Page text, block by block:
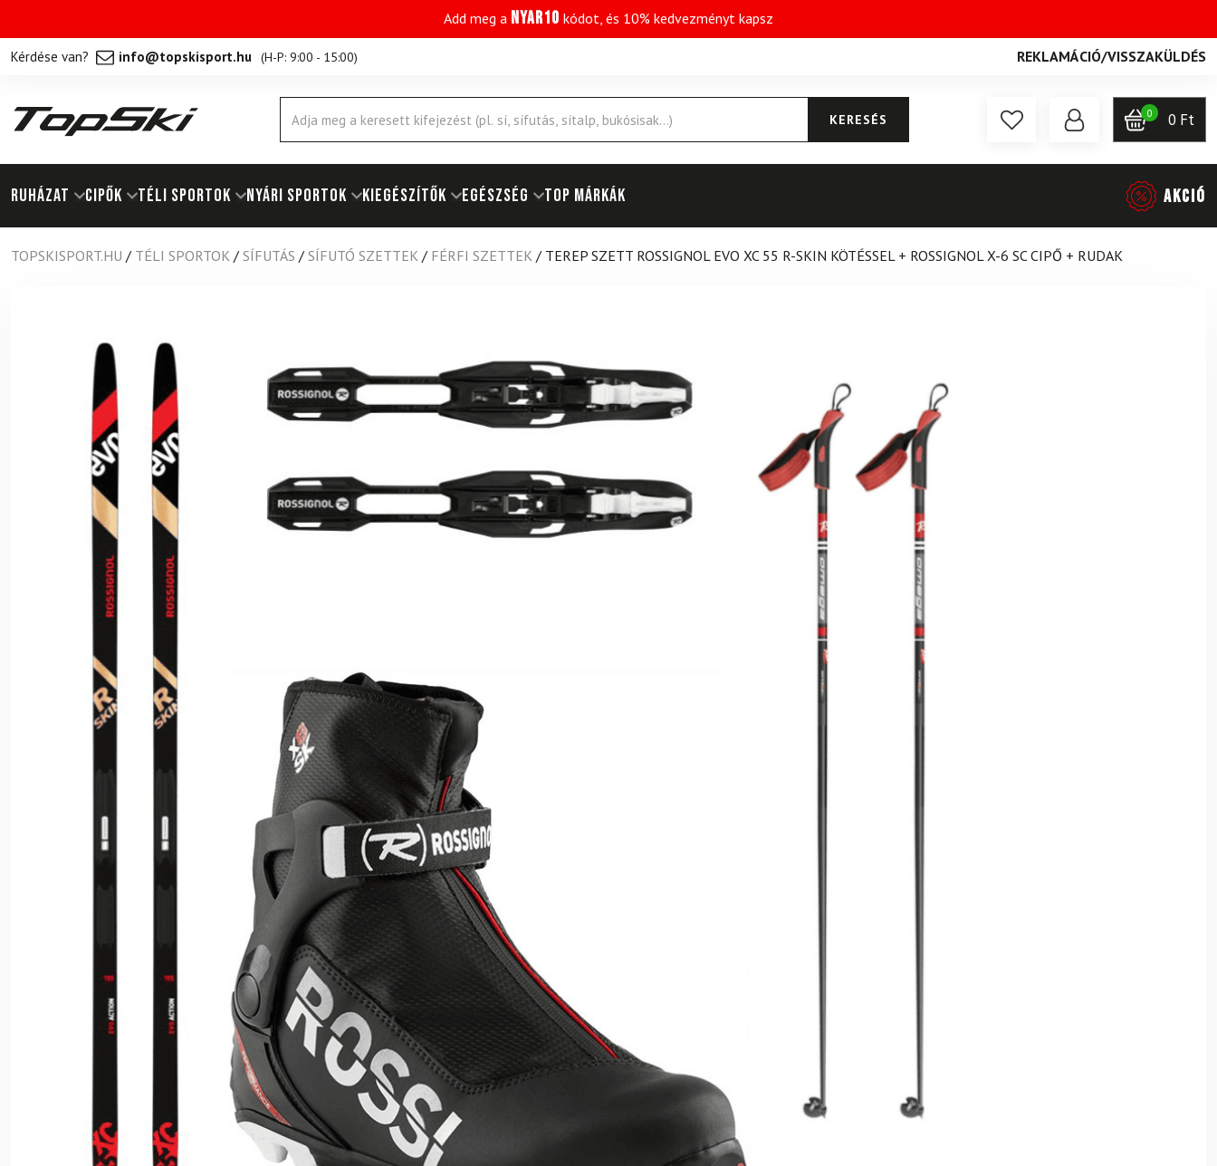
Add meg a NYAR10 kódot, és 10% kedvezményt kapsz
Kérdése van? info@topskisport.hu (H-P: 9:00 - 15:00) REKLAMÁCIÓ/VISSZAKÜLDÉS
Products
search
KERESÉS 0 0 Ft
RUHÁZAT Cipők TÉLI SPORTOK NYÁRI SPORTOK KIEGÉSZÍTŐK EGÉSZSÉG Top márkák AKCIÓ
TOPSKISPORT.HU / TÉLI SPORTOK / SÍFUTÁS / SÍFUTÓ SZETTEK / FÉRFI SZETTEK / TEREP SZETT ROSSIGNOL EVO XC 55 R-SKIN KÖTÉSSEL + ROSSIGNOL X-6 SC CIPŐ + RUDAK